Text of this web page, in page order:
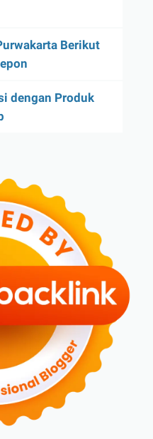
Berikut
dengan Produk